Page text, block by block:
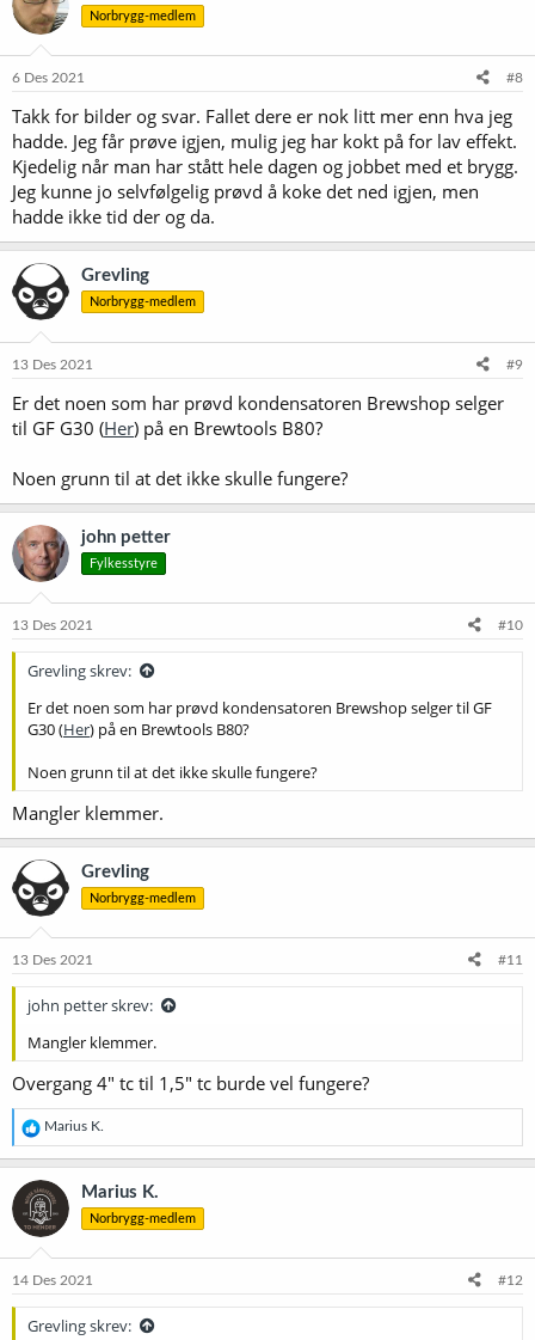
j
o
e
:
Norbrygg-medlem
6 Des 2021 #8
Takk for bilder og svar. Fallet dere er nok litt mer enn hva jeg
hadde. Jeg får prøve igjen, mulig jeg har kokt på for lav effekt.
Kjedelig når man har stått hele dagen og jobbet med et brygg.
Jeg kunne jo selvfølgelig prøvd å koke det ned igjen, men
hadde ikke tid der og da.
Grevling
Norbrygg-medlem
13 Des 2021 #9
Er det noen som har prøvd kondensatoren Brewshop selger
til GF G30 (Her) på en Brewtools B80?
Noen grunn til at det ikke skulle fungere?
john petter
Fylkesstyre
13 Des 2021 #10
Grevling skrev:
Er det noen som har prøvd kondensatoren Brewshop selger til GF
G30 (Her) på en Brewtools B80?
Noen grunn til at det ikke skulle fungere?
Mangler klemmer.
Grevling
Norbrygg-medlem
13 Des 2021 #11
john petter skrev:
Mangler klemmer.
Overgang 4" tc til 1,5" tc burde vel fungere?
R
e
a
k
s
j
o
e
Marius K.
Marius K.
Norbrygg-medlem
14 Des 2021 #12
Grevling skrev: